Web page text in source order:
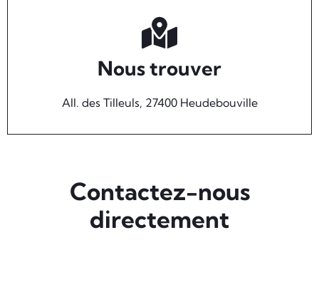
Nous trouver
All. des Tilleuls, 27400 Heudebouville
Contactez-nous
directement